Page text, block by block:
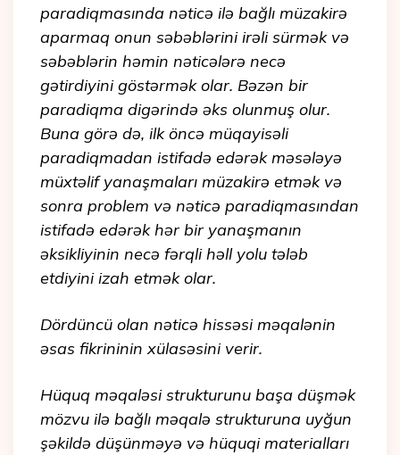
paradiqmasında nəticə ilə bağlı müzakirə
aparmaq onun səbəblərini irəli sürmək və
səbəblərin həmin nəticələrə necə
gətirdiyini göstərmək olar. Bəzən bir
paradiqma digərində əks olunmuş olur.
Buna görə də, ilk öncə müqayisəli
paradiqmadan istifadə edərək məsələyə
müxtəlif yanaşmaları müzakirə etmək və
sonra problem və nəticə paradiqmasından
istifadə edərək hər bir yanaşmanın
əksikliyinin necə fərqli həll yolu tələb
etdiyini izah etmək olar.
Dördüncü olan nəticə hissəsi məqalənin
əsas fikrininin xülasəsini verir.
Hüquq məqaləsi strukturunu başa düşmək
mözvu ilə bağlı məqalə strukturuna uyğun
şəkildə düşünməyə və hüquqi materialları